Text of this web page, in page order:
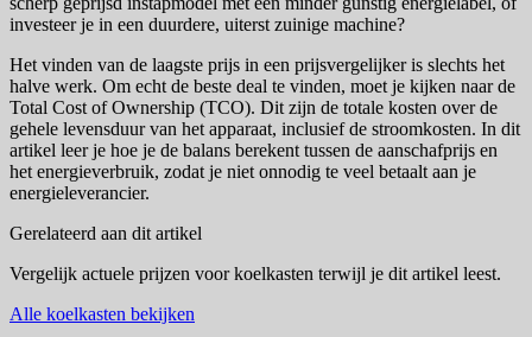
investeer je in een duurdere, uiterst zuinige machine?
Het vinden van de laagste prijs in een prijsvergelijker is slechts het
halve werk. Om echt de beste deal te vinden, moet je kijken naar de
Total Cost of Ownership (TCO). Dit zijn de totale kosten over de
gehele levensduur van het apparaat, inclusief de stroomkosten. In dit
artikel leer je hoe je de balans berekent tussen de aanschafprijs en
het energieverbruik, zodat je niet onnodig te veel betaalt aan je
energieleverancier.
Gerelateerd aan dit artikel
Vergelijk actuele prijzen voor koelkasten terwijl je dit artikel leest.
Alle koelkasten bekijken